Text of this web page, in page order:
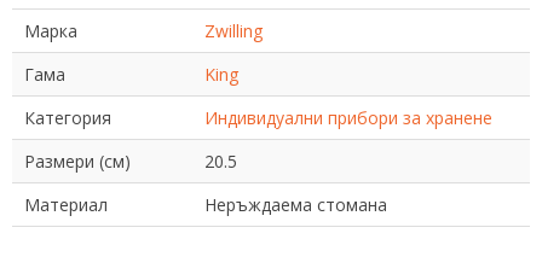
Марка
Zwilling
Гама
King
Категория
Индивидуални прибори за хранене
Размери (см)
20.5
Материал
Неръждаема стомана